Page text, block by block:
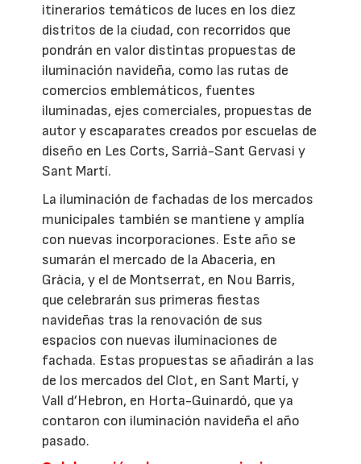
itinerarios temáticos de luces en los diez
distritos de la ciudad, con recorridos que
pondrán en valor distintas propuestas de
iluminación navideña, como las rutas de
comercios emblemáticos, fuentes
iluminadas, ejes comerciales, propuestas de
autor y escaparates creados por escuelas de
diseño en Les Corts, Sarrià-Sant Gervasi y
Sant Martí.
La iluminación de fachadas de los mercados
municipales también se mantiene y amplía
con nuevas incorporaciones. Este año se
sumarán el mercado de la Abaceria, en
Gràcia, y el de Montserrat, en Nou Barris,
que celebrarán sus primeras fiestas
navideñas tras la renovación de sus
espacios con nuevas iluminaciones de
fachada. Estas propuestas se añadirán a las
de los mercados del Clot, en Sant Martí, y
Vall d’Hebron, en Horta-Guinardó, que ya
contaron con iluminación navideña el año
pasado.